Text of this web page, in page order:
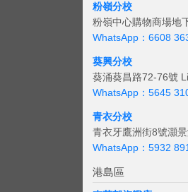
粉嶺分校
粉嶺中心購物商場地
WhatsApp：6608
葵興分校
葵涌葵昌路72-76號
WhatsApp：5645
青衣分校
青衣牙鷹洲街8號灝
WhatsApp：5932
港島區